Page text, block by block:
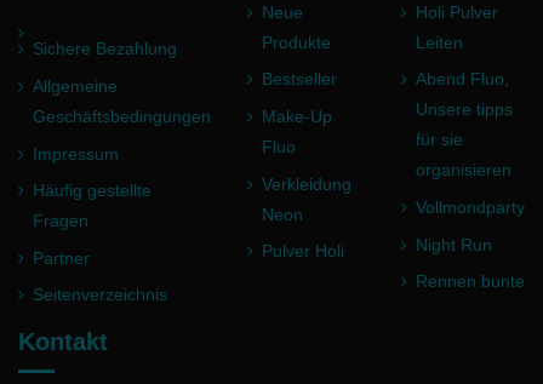
Sichere Bezahlung
Allgemeine
Geschäftsbedingungen
Impressum
Häufig gestellte
Fragen
Partner
Seitenverzeichnis
Neue
Produkte
Bestseller
Make-Up
Fluo
Verkleidung
Neon
Pulver Holi
Holi Pulver
Leiten
Abend Fluo,
Unsere tipps
für sie
organisieren
Vollmondparty
Night Run
Rennen bunte
Kontakt